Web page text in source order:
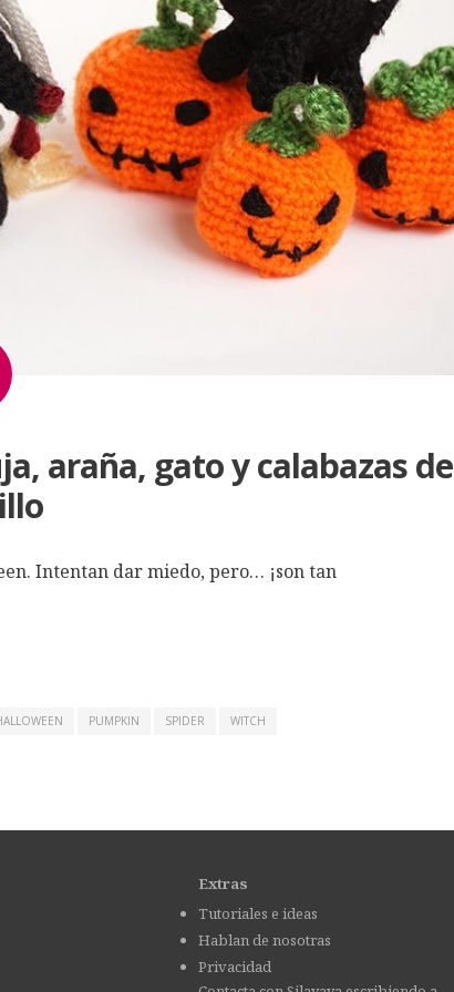
araña, gato y calabazas de
Intentan dar miedo, pero… ¡son tan
PUMPKIN SPIDER WITCH
Extras
Tutoriales e ideas
Hablan de nosotras
Privacidad